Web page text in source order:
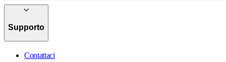
Supporto
Contattaci